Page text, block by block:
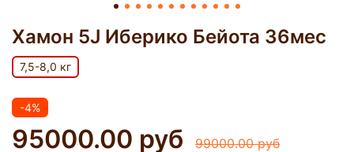
Хамон 5J Иберико Бейота 36мес
7,5-8,0 кг
-4%
95000.00 руб
99000.00 руб